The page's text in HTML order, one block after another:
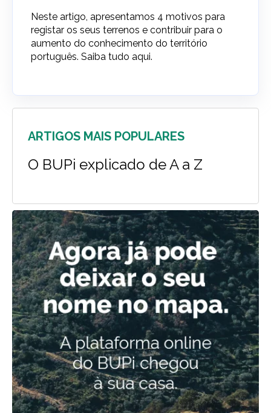
Neste artigo, apresentamos 4 motivos para
registar os seus terrenos e contribuir para o
aumento do conhecimento do território
português. Saiba tudo aqui.
ARTIGOS MAIS POPULARES
O BUPi explicado de A a Z